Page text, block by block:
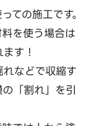
ての施工です。
を使う場合は
す！
などで収縮す
「割れ」を引